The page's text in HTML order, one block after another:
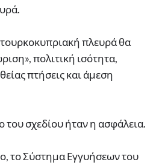
πλευρά θα
πολιτική ισότητα,
πτήσεις και άμεση
του σχεδίου ήταν η ασφάλεια.
το Σύστημα Εγγυήσεων του